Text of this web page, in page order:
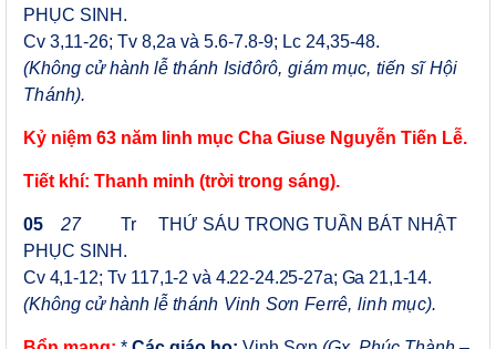
PHỤC SINH.
Cv 3,11-26; Tv 8,2a và 5.6-7.8-9; Lc 24,35-48.
(Không cử hành lễ thánh Isiđôrô, giám mục, tiến sĩ Hội
Thánh).
Kỷ niệm 63 năm linh mục Cha Giuse Nguyễn Tiến Lễ.
Tiết khí: Thanh minh (trời trong sáng).
05 27 Tr THỨ SÁU TRONG TUẦN BÁT NHẬT
PHỤC SINH .
Cv 4,1-12; Tv 117,1-2 và 4.22-24.25-27a; Ga 21,1-14.
(Không cử hành lễ thánh Vinh Sơn Ferrê, linh mục).